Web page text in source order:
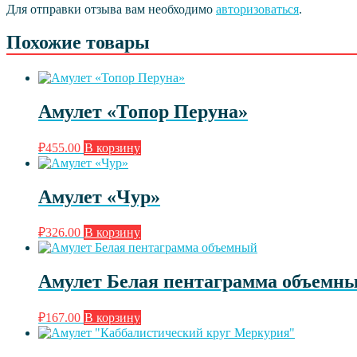
Для отправки отзыва вам необходимо авторизоваться.
Похожие товары
Амулет «Топор Перуна»
₽455.00 В корзину
Амулет «Чур»
₽326.00 В корзину
Амулет Белая пентаграмма
₽167.00 В корзину